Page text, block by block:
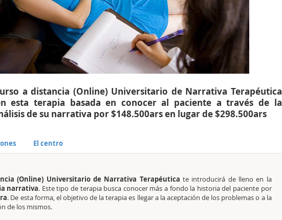
a distancia (Online) Universitario de Narrativa Terapéutica
esta terapia basada en conocer al paciente a través de la
de su narrativa por $148.500ars en lugar de $298.500ars
El centro
(Online) Universitario de Narrativa Terapéuticate introducirá de lleno en la
narrativa. Este tipo de terapia busca conocer más a fondo la historia del paciente por
. De esta forma, el objetivo de la terapia es llegar a la aceptación de los problemas o a la
de los mismos.